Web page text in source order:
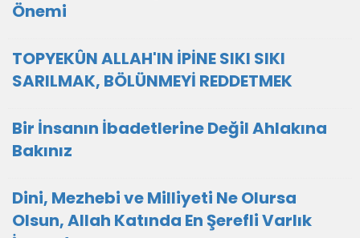
Önemi
TOPYEKÛN ALLAH'IN İPİNE SIKI SIKI
SARILMAK, BÖLÜNMEYİ REDDETMEK
Bir İnsanın İbadetlerine Değil Ahlakına
Bakınız
Dini, Mezhebi ve Milliyeti Ne Olursa
Olsun, Allah Katında En Şerefli Varlık